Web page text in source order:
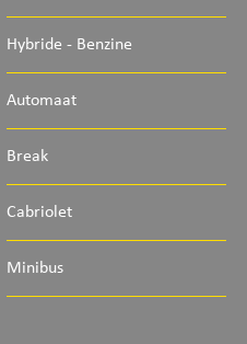
Hybride - Benzine
Automaat
Break
Cabriolet
Minibus